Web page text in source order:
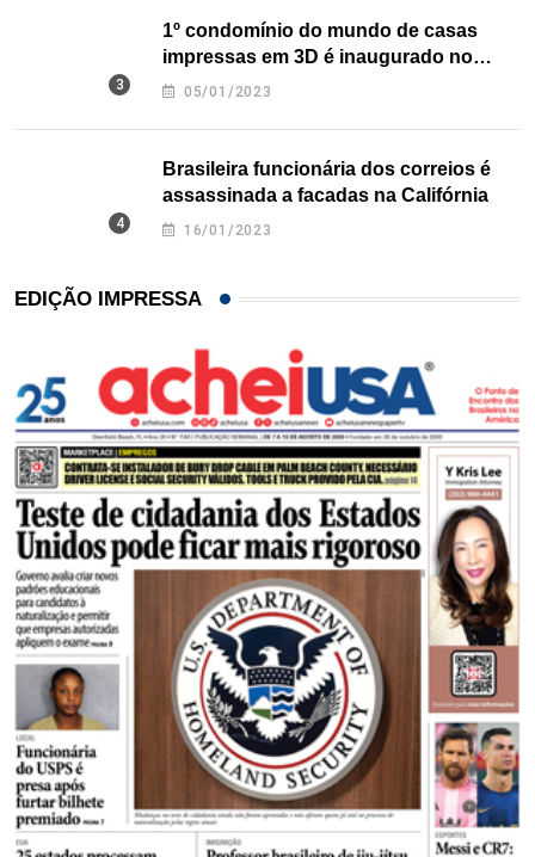
1º condomínio do mundo de casas
impressas em 3D é inaugurado no
Texas
05/01/2023
Brasileira funcionária dos correios é
assassinada a facadas na Califórnia
16/01/2023
EDIÇÃO IMPRESSA